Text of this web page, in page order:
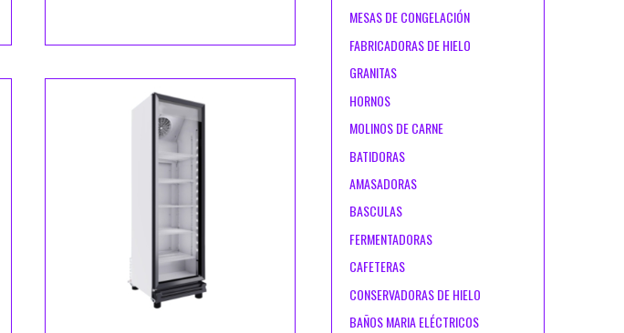
MESAS DE CONGELACIÓN
FABRICADORAS DE HIELO
GRANITAS
HORNOS
MOLINOS DE CARNE
BATIDORAS
AMASADORAS
BASCULAS
FERMENTADORAS
CAFETERAS
CONSERVADORAS DE HIELO
BAÑOS MARIA ELÉCTRICOS